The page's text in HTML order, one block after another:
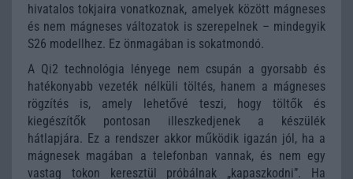
hivatalos tokjaira vonatkoznak, amelyek között mágneses
és nem mágneses változatok is szerepelnek – mindegyik
S26 modellhez. Ez önmagában is sokatmondó.
A Qi2 technológia lényege nem csupán a gyorsabb és
hatékonyabb vezeték nélküli töltés, hanem a mágneses
rögzítés is, amely lehetővé teszi, hogy töltők és
kiegészítők pontosan illeszkedjenek a készülék
hátlapjára. Ez a rendszer akkor működik igazán jól, ha a
mágnesek magában a telefonban vannak, és nem egy
vastag tokon keresztül próbálnak „kapaszkodni”. Ha